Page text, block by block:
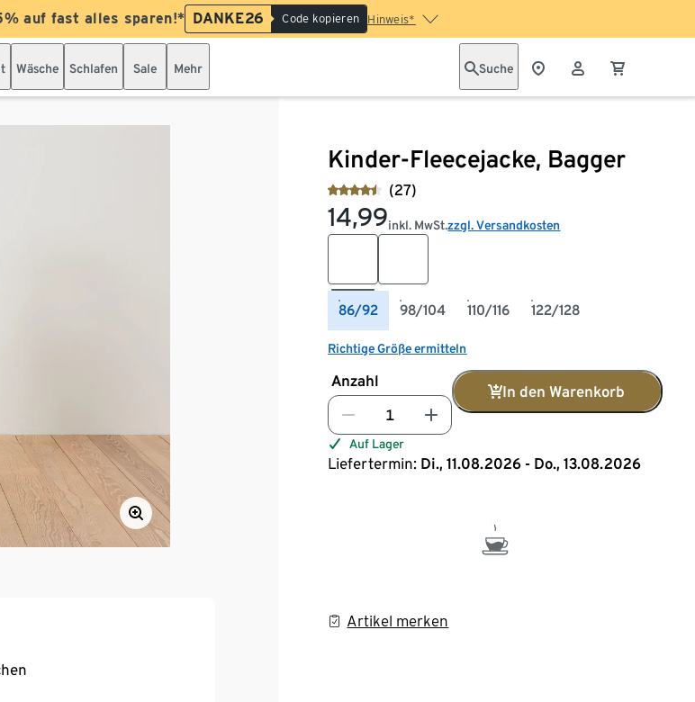
auf fast alles sparen!* DANKE26 Code kopieren Hinweis*
Wäsche Schlafen Sale Mehr Suche
Kinder-Fleecejacke, Bagger
(27)
14,99inkl. MwSt.zzgl. Versandkosten
86/92 98/104 110/116 122/128
Richtige Größe ermitteln
Anzahl
In den Warenkorb
Auf Lager
Liefertermin: Di., 11.08.2026 - Do., 13.08.2026
Artikel merken